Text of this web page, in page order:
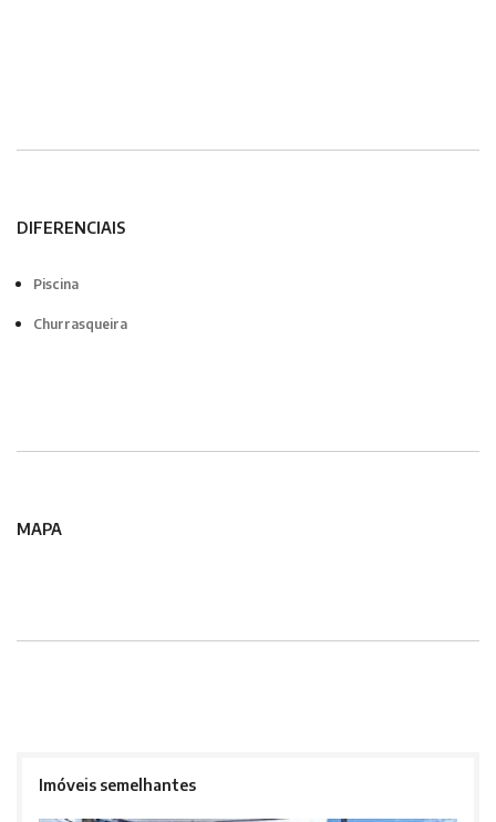
DIFERENCIAIS
Piscina
Churrasqueira
MAPA
Imóveis semelhantes